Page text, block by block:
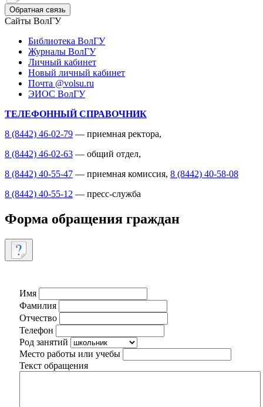
Обратная связь
Сайты ВолГУ
Библиотека ВолГУ
Журналы ВолГУ
Личный кабинет
Новый личный кабинет
Почта @volsu.ru
ЭИОС ВолГУ
ТЕЛЕФОННЫЙ СПРАВОЧНИК
8 (8442) 46-02-79 — приемная ректора,
8 (8442) 46-02-63 — общий отдел,
8 (8442) 40-55-47 — приемная комиссия, 8 (8442) 40-58-08
8 (8442) 40-55-12 — пресс-служба
Форма обращения граждан
Имя
Фамилия
Отчество
Телефон
Род занятий
Место работы или учебы
Текст обращения